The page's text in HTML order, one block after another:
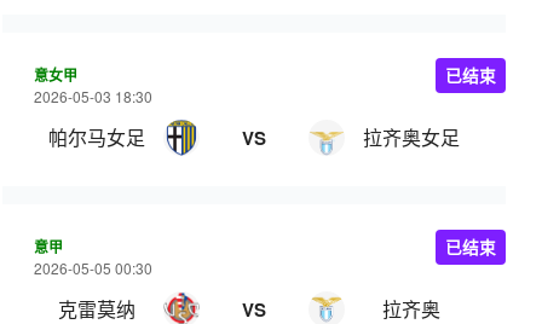
意女甲
2026-05-03 18:30
帕尔马女足 VS 拉齐奥女足
已结束
意甲
2026-05-05 00:30
克雷莫纳 VS 拉齐奥
已结束